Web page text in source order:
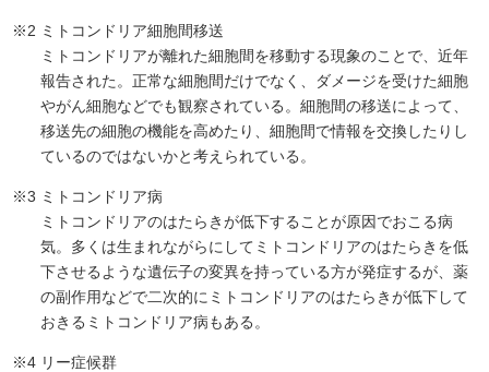
※2 ミトコンドリア細胞間移送
ミトコンドリアが離れた細胞間を移動する現象のことで、近年
報告された。正常な細胞間だけでなく、ダメージを受けた細胞
やがん細胞などでも観察されている。細胞間の移送によって、
移送先の細胞の機能を高めたり、細胞間で情報を交換したりし
ているのではないかと考えられている。
※3 ミトコンドリア病
ミトコンドリアのはたらきが低下することが原因でおこる病
気。多くは生まれながらにしてミトコンドリアのはたらきを低
下させるような遺伝子の変異を持っている方が発症するが、薬
の副作用などで二次的にミトコンドリアのはたらきが低下して
おきるミトコンドリア病もある。
※4 リー症候群